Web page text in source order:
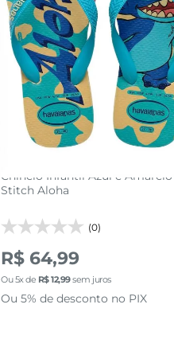
33/34 35/36 37/38 39/
adicionar a sacola
Chinelo Infantil Azul e
Stitch Aloha
(0)
R$ 64,99
Ou5x de R$12,99sem juros
Ou 5% de desconto no PIX